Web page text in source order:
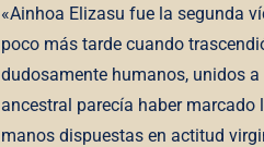
«Ainhoa Elizasu fue la segunda
poco más tarde cuando
dudosamente humanos, unidos
ancestral parecía haber
manos dispuestas en actitud